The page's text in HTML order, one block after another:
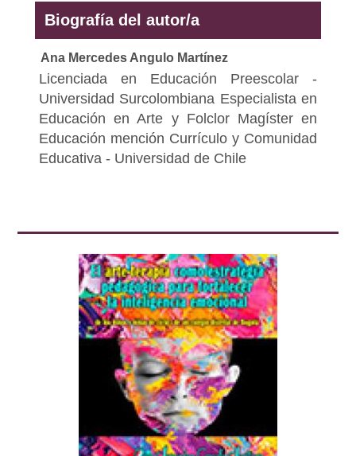
Biografía del autor/a
Ana Mercedes Angulo Martínez
Licenciada en Educación Preescolar -
Universidad Surcolombiana Especialista en
Educación en Arte y Folclor Magíster en
Educación mención Currículo y Comunidad
Educativa - Universidad de Chile